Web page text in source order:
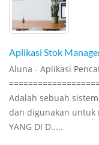
Aplikasi Stok
Aluna - Aplikasi
Adalah sebuah
dan digunakan untuk
YANG DI D.....